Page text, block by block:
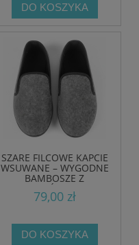
DO KOSZYKA
SZARE FILCOWE KAPCIE
WSUWANE – WYGODNE
BAMBOSZE Z
ANTYPOŚLIZGOWĄ
PODESZWĄ
79,00 zł
DO KOSZYKA